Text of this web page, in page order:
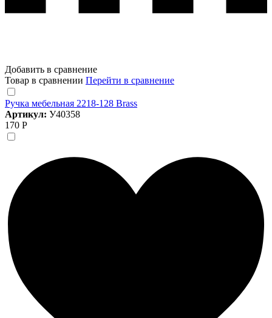
Добавить в сравнение
Товар в сравнении Перейти в сравнение
Ручка мебельная 2218-128 Brass
Артикул: У40358
170 Р